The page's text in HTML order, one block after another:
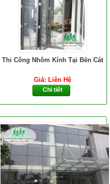
Thi Công Nhôm Kính Tại Bến Cát
Giá: Liên Hệ
Chi tiết